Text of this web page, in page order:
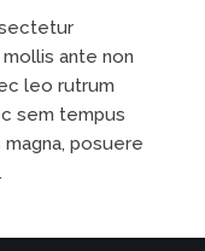
ante non
leo rutrum
sem tempus
posuere